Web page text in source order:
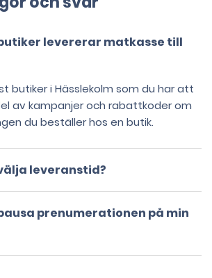
levererar matkasse till
st butiker i Hässlekolm som du har att
av kampanjer och rabattkoder om
du beställer hos en butik.
leveranstid?
prenumerationen på min